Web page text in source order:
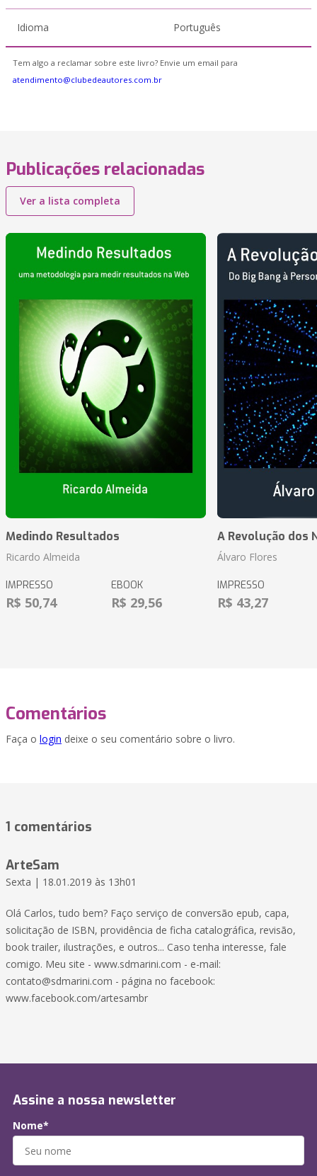
Idioma Português
Tem algo a reclamar sobre este livro? Envie um email para
atendimento@clubedeautores.com.br
Publicações relacionadas
Ver a lista completa
Medindo Resultados
Ricardo Almeida
IMPRESSO
R$ 50,74
EBOOK
R$ 29,56
A Revolução dos
Álvaro Flores
IMPRESSO
R$ 43,27
Comentários
Faça o login deixe o seu comentário sobre o livro.
1 comentários
ArteSam
Sexta | 18.01.2019 às 13h01
Olá Carlos, tudo bem? Faço serviço de conversão epub, capa,
solicitação de ISBN, providência de ficha catalográfica, revisão,
book trailer, ilustrações, e outros... Caso tenha interesse, fale
comigo. Meu site - www.sdmarini.com - e-mail:
contato@sdmarini.com - página no facebook:
www.facebook.com/artesambr
Assine a nossa newsletter
Nome*